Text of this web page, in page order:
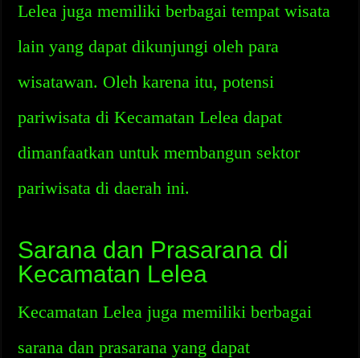
Lelea juga memiliki berbagai tempat wisata
lain yang dapat dikunjungi oleh para
wisatawan. Oleh karena itu, potensi
pariwisata di Kecamatan Lelea dapat
dimanfaatkan untuk membangun sektor
pariwisata di daerah ini.
Sarana dan Prasarana di
Kecamatan Lelea
Kecamatan Lelea juga memiliki berbagai
sarana dan prasarana yang dapat